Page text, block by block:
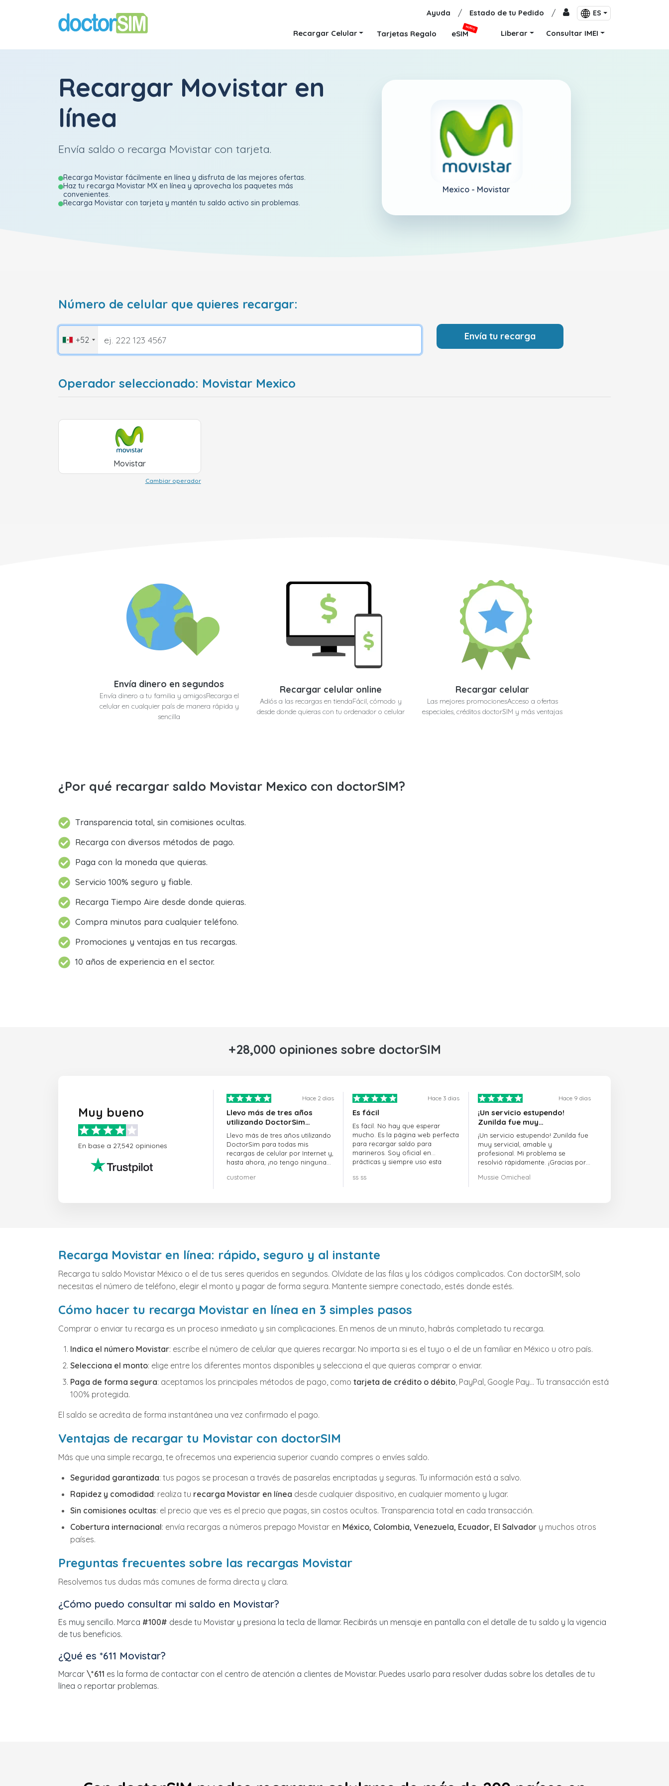
Ayuda / Estado de tu Pedido / ES
Recargar Celular Tarjetas Regalo eSIM
NUEVO
Liberar Consultar IMEI
Recargar Movistar en
línea
Envía saldo o recarga Movistar con tarjeta.
Recarga Movistar fácilmente en línea y disfruta de las mejores ofertas.
Haz tu recarga Movistar MX en línea y aprovecha los paquetes más
convenientes.
Recarga Movistar con tarjeta y mantén tu saldo activo sin problemas.
Mexico - Movistar
Número de celular que quieres recargar:
+52 Envía tu recarga
Operador seleccionado: Movistar Mexico
Movistar
Cambiar operador
Envía dinero en segundos
Envía dinero a tu familia y amigosRecarga el
celular en cualquier país de manera rápida y
sencilla
Recargar celular online
Adiós a las recargas en tiendaFácil, cómodo y
desde donde quieras con tu ordenador o celular
Recargar celular
Las mejores promocionesAcceso a ofertas
especiales, créditos doctorSIM y más ventajas
¿Por qué recargar saldo Movistar Mexico con doctorSIM?
Transparencia total, sin comisiones ocultas.
Recarga con diversos métodos de pago.
Paga con la moneda que quieras.
Servicio 100% seguro y fiable.
Recarga Tiempo Aire desde donde quieras.
Compra minutos para cualquier teléfono.
Promociones y ventajas en tus recargas.
10 años de experiencia en el sector.
+28,000 opiniones sobre doctorSIM
Muy bueno
En base a 27,542 opiniones
Hace 2 dias
Llevo más de tres años
utilizando DoctorSim…
Llevo más de tres años utilizando
DoctorSim para todas mis
recargas de celular por Internet y,
hasta ahora, ¡no tengo ninguna
customer
Hace 3 dias
Es fácil
Es fácil. No hay que esperar
mucho. Es la página web perfecta
para recargar saldo para
marineros. Soy oficial en
prácticas y siempre uso esta
ss ss
Hace 9 dias
¡Un servicio estupendo!
Zunilda fue muy…
¡Un servicio estupendo! Zunilda fue
muy servicial, amable y
profesional. Mi problema se
resolvió rápidamente. ¡Gracias por
Mussie Omicheal
Recarga Movistar en línea: rápido, seguro y al instante
Recarga tu saldo Movistar México o el de tus seres queridos en segundos. Olvídate de las filas y los códigos complicados. Con doctorSIM, solo
necesitas el número de teléfono, elegir el monto y pagar de forma segura. Mantente siempre conectado, estés donde estés.
Cómo hacer tu recarga Movistar en línea en 3 simples pasos
Comprar o enviar tu recarga es un proceso inmediato y sin complicaciones. En menos de un minuto, habrás completado tu recarga.
Indica el número Movistar: escribe el número de celular que quieres recargar. No importa si es el tuyo o el de un familiar en México u otro país.
Selecciona el monto: elige entre los diferentes montos disponibles y selecciona el que quieras comprar o enviar.
Paga de forma segura: aceptamos los principales métodos de pago, como tarjeta de crédito o débito, PayPal, Google Pay... Tu transacción está
100% protegida.
El saldo se acredita de forma instantánea una vez confirmado el pago.
Ventajas de recargar tu Movistar con doctorSIM
Más que una simple recarga, te ofrecemos una experiencia superior cuando compres o envíes saldo.
Seguridad garantizada: tus pagos se procesan a través de pasarelas encriptadas y seguras. Tu información está a salvo.
Rapidez y comodidad: realiza tu recarga Movistar en línea desde cualquier dispositivo, en cualquier momento y lugar.
Sin comisiones ocultas: el precio que ves es el precio que pagas, sin costos ocultos. Transparencia total en cada transacción.
Cobertura internacional: envía recargas a números prepago Movistar en México, Colombia, Venezuela, Ecuador, El Salvador y muchos otros
países.
Preguntas frecuentes sobre las recargas Movistar
Resolvemos tus dudas más comunes de forma directa y clara.
¿Cómo puedo consultar mi saldo en Movistar?
Es muy sencillo. Marca #100# desde tu Movistar y presiona la tecla de llamar. Recibirás un mensaje en pantalla con el detalle de tu saldo y la vigencia
de tus beneficios.
¿Qué es *611 Movistar?
Marcar \*611 es la forma de contactar con el centro de atención a clientes de Movistar. Puedes usarlo para resolver dudas sobre los detalles de tu
línea o reportar problemas.